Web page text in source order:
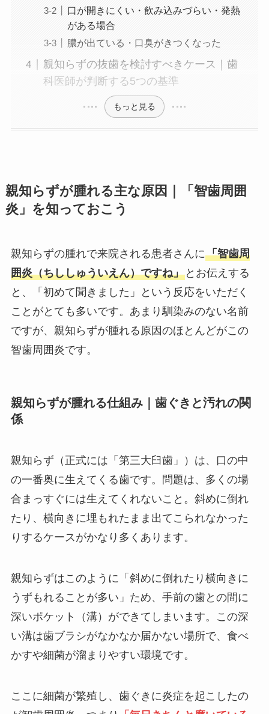
口が開きにくい・飲み込みづらい・発熱
がある場合
膿が出ている・口臭がきつくなった
親知らずの抜歯を検討すべきケース｜歯
科医師が判断する5つの基準
もっと見る
親知らずが腫れる主な原因｜「智歯周囲
炎」を知っておこう
親知らずの腫れで来院される患者さんに「智歯周
囲炎（ちししゅういえん）ですね」とお伝えする
と、「初めて聞きました」という反応をいただく
ことがとても多いです。あまり馴染みのない名前
ですが、親知らずが腫れる原因のほとんどがこの
智歯周囲炎です。
親知らずが腫れる仕組み｜歯ぐきと汚れの関
係
親知らず（正式には「第三大臼歯」）は、口の中
の一番奥に生えてくる歯です。問題は、多くの場
合まっすぐには生えてくれないこと。斜めに倒れ
たり、横向きに埋もれたまま出てこられなかった
りするケースがかなり多くあります。
親知らずはこのように「斜めに倒れたり横向きに
うずもれることが多い」ため、手前の歯との間に
深いポケット（溝）ができてしまいます。この深
い溝は歯ブラシがなかなか届かない場所で、食べ
かすや細菌が溜まりやすい環境です。
ここに細菌が繁殖し、歯ぐきに炎症を起こしたの